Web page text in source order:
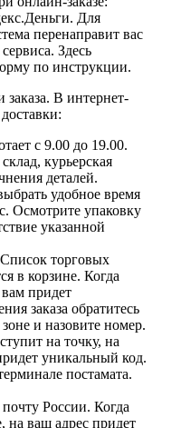
Для
перенаправит вас
Здесь
по инструкции.
В интернет-
с 9.00 до 19.00.
курьерская
деталей.
удобное время
Осмотрите упаковку
указанной
торговых
в корзине. Когда
вам придет
заказа обратитесь
и назовите номер.
на точку, на
уникальный код.
постамата.
России. Когда
на ваш адрес придет